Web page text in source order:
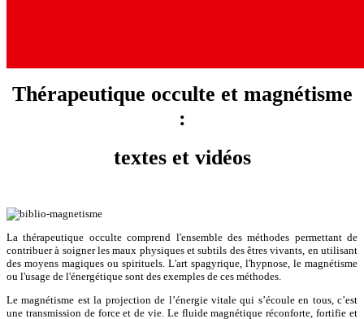
Thérapeutique occulte et magnétisme
:
textes et vidéos
La thérapeutique occulte comprend l'ensemble des méthodes permettant de
contribuer à soigner les maux physiques et subtils des êtres vivants, en utilisant
des moyens magiques ou spirituels. L'art spagyrique, l'hypnose, le magnétisme
ou l'usage de l'énergétique sont des exemples de ces méthodes.
Le magnétisme est la projection de l’énergie vitale qui s’écoule en tous, c’est
une transmission de force et de vie. Le fluide magnétique réconforte, fortifie et